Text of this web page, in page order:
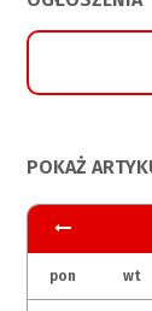
POKAŻ
pon wt